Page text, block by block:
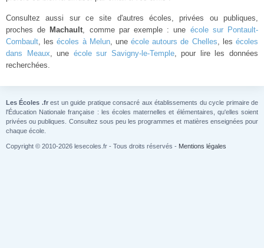
Consultez aussi sur ce site d'autres écoles, privées ou publiques,
proches de Machault, comme par exemple : une école sur Pontault-
Combault, lesécoles à Melun, uneécole autours de Chelles, lesécoles
dans Meaux, une école sur Savigny-le-Temple, pour lire les données
recherchées.
Les Écoles .frest un guide pratique consacré aux établissements du cycle primaire de
l'Éducation Nationale française : les écoles maternelles et élémentaires, qu'elles soient
privées ou publiques. Consultez sous peu les programmes et matières enseignées pour
chaque école.
Copyright © 2010-2026 lesecoles.fr - Tous droits réservés - Mentions légales